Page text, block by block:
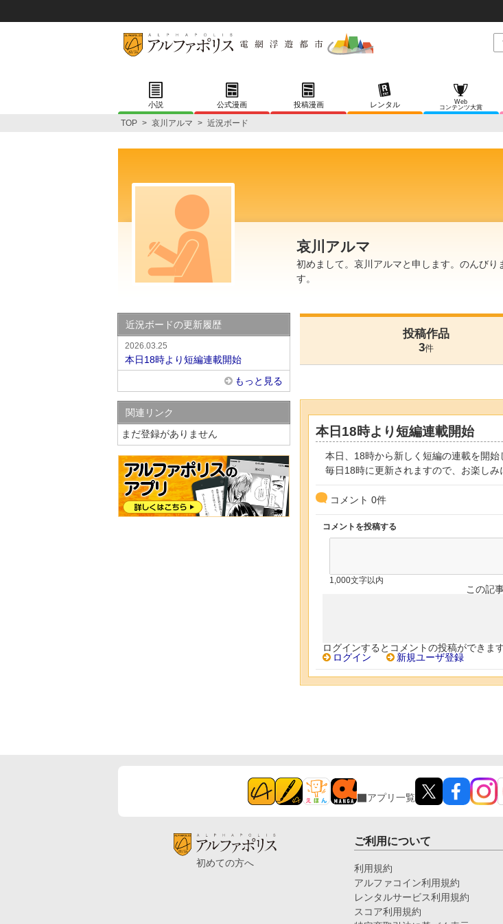
小説 公式漫画 投稿漫画 レンタル
Web
コンテンツ大賞
TOP > 哀川アルマ > 近況ボード
哀川アルマ
初めまして。哀川アルマと申します。のんびり
す。
投稿作品
3件
本日18時より短編連載開始
本日、18時から新しく短編の連載を開始
毎日18時に更新されますので、お楽しみ
コメント 0件
コメントを投稿する
1,000文字以内
この記
ログインするとコメントの投稿ができます
ログイン
新規ユーザ登録
近況ボードの更新履歴
2026.03.25
本日18時より短編連載開始
もっと見る
関連リンク
まだ登録がありません
アプリ一覧
初めての方へ
ご利用について
利用規約
アルファコイン利用規約
レンタルサービス利用規約
スコア利用規約